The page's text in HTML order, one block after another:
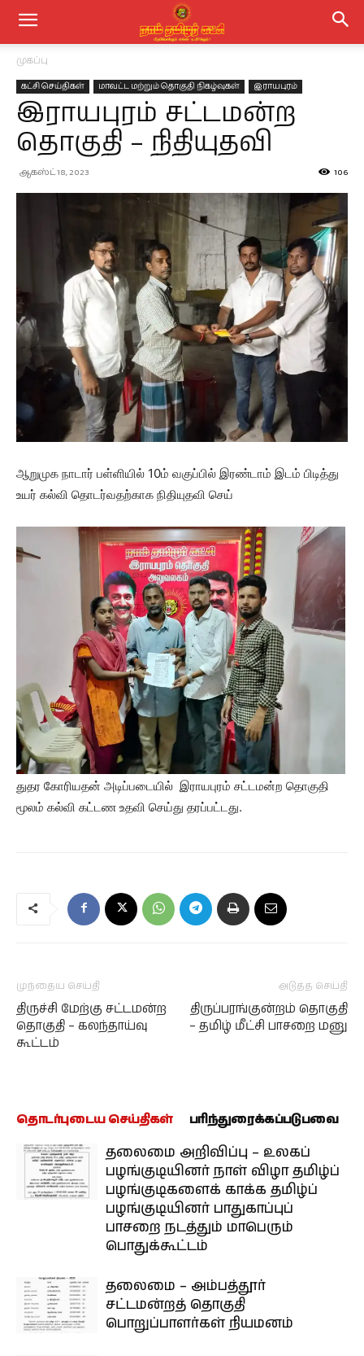
முகப்பு
கட்சி செய்திகள் மாவட்ட மற்றும் தொகுதி நிகழ்வுகள் இராயபுரம்
இராயபுரம் சட்டமன்ற
தொகுதி – நிதியுதவி
ஆகஸ்ட் 18, 2023 106
ஆறுமுக நாடார் பள்ளியில் 10ம் வகுப்பில் இரண்டாம் இடம் பிடித்து
உயர் கல்வி தொடர்வதற்காக நிதியுதவி செய்
துதர கோரியதன் அடிப்படையில் இராயபுரம் சட்டமன்ற தொகுதி
மூலம் கல்வி கட்டண உதவி செய்து தரப்பட்டது.
முந்தைய செய்தி
திருச்சி மேற்கு சட்டமன்ற
தொகுதி – கலந்தாய்வு
கூட்டம்
அடுத்த செய்தி
திருப்பரங்குன்றம் தொகுதி
– தமிழ் மீட்சி பாசறை மனு
தொடர்புடைய செய்திகள் பரிந்துரைக்கப்படுபவை
தலைமை அறிவிப்பு – உலகப்
பழங்குடியினர் நாள் விழா தமிழ்ப்
பழங்குடிகளைக் காக்க தமிழ்ப்
பழங்குடியினர் பாதுகாப்புப்
பாசறை நடத்தும் மாபெரும்
பொதுக்கூட்டம்
தலைமை – அம்பத்தூர்
சட்டமன்றத் தொகுதி
பொறுப்பாளர்கள் நியமனம்